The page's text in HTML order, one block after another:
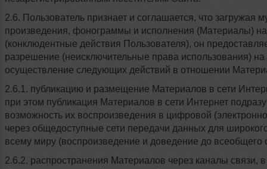
2.6. Пользователь признает и соглашается, что загружая
произведения, фонограммы и исполнения (Материалы)
(конклюдентные действия Пользователя), он
разрешение (неисключительные права использования) на
осуществление следующих действий в отношении
2.6.1. публикацию и размещение Материалов в сети
при этом публикация Материалов в сети Интернет
возможность их воспроизведения в цифровой
через общедоступные сети передачи данных для
всему миру (воспроизведение и доведение до всеобщего
2.6.2. распространения Материалов через каналы связи, в